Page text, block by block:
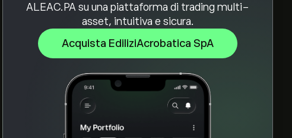
ALEAC.PA su una piattaforma di trading multi-
asset, intuitiva e sicura.
Acquista EdiliziAcrobatica SpA